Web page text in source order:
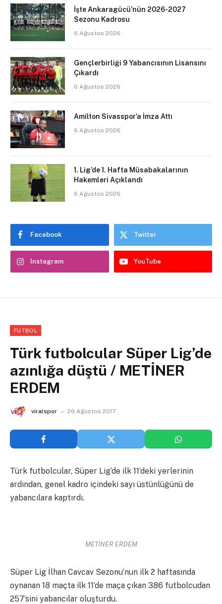
İşte Ankaragücü’nün 2026-2027
Sezonu Kadrosu
6 Ağustos 2026
Gençlerbirliği 9 Yabancısının Lisansını
Çıkardı
6 Ağustos 2026
Amilton Sivasspor’a İmza Attı
6 Ağustos 2026
1. Lig’de 1. Hafta Müsabakalarının
Hakemleri Açıklandı
6 Ağustos 2026
Facebook Twitter
Instagram YouTube
FUTBOL
Türk futbolcular Süper Lig’de
azınlığa düştü / METİNER
ERDEM
viralspor 26 Ağustos 2017
Türk futbolcular, Süper Lig’de ilk 11’deki yerlerinin
ardından, genel kadro içindeki sayı üstünlüğünü de
yabancılara kaptırdı.
METİNER ERDEM
Süper Lig İlhan Cavcav Sezonu’nun ilk 2 haftasında
oynanan 18 maçta ilk 11’de maça çıkan 386 futbolcudan
257’sini yabancılar oluşturdu.